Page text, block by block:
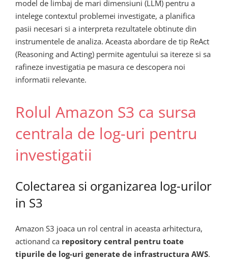
model de limbaj de mari dimensiuni (LLM) pentru a
intelege contextul problemei investigate, a planifica
pasii necesari si a interpreta rezultatele obtinute din
instrumentele de analiza. Aceasta abordare de tip ReAct
(Reasoning and Acting) permite agentului sa itereze si sa
rafineze investigatia pe masura ce descopera noi
informatii relevante.
Rolul Amazon S3 ca sursa
centrala de log-uri pentru
investigatii
Colectarea si organizarea log-urilor
in S3
Amazon S3 joaca un rol central in aceasta arhitectura,
actionand ca repository central pentru toate
tipurile de log-uri generate de infrastructura AWS.